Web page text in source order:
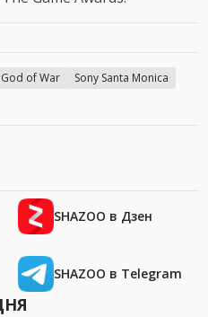
God of War
Sony Santa Monica
SHAZOO в Дзен
SHAZOO в Telegram